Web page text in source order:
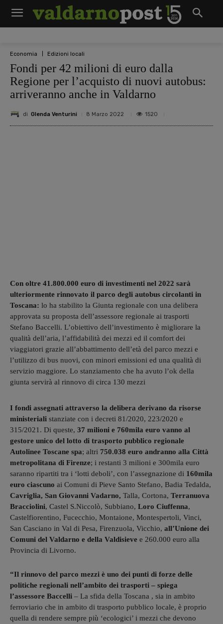
Economia Edizioni locali
Fondi per 42 milioni di euro dalla
Regione per l’acquisto di nuovi autobus:
arriveranno anche in Valdarno
di Glenda Venturini 8 Marzo 2022 1520
Con oltre 41.800.000 euro di investimenti nel 2022 sarà
ulteriormente rinnovato il parco degli autobus circolanti in
Toscana: lo ha stabilito la Giunta regionale con una delibera
approvata su proposta dell’assessore regionale ai trasporti
Stefano Baccelli. L’obiettivo dell’investimento è migliorare la
qualità dell’aria, l’affidabilità dei mezzi ed il comfort dei
viaggiatori grazie all’abbattimento dell’età del parco mezzi e
l’utilizzo di bus nuovi, con minori emissioni ed una qualità di
servizio maggiore. Lo stanziamento che ha avuto l’ok della
giunta servirà al rinnovo di circa 130 mezzi
I fondi assegnati attraverso la delibera derivano da risorse
ministeriali stanziate con i decreti 81/2020, 223/2020 e
315/2021. Di queste, 37 milioni e 760mila euro vanno al
gestore unico del lotto di trasporto pubblico regionale
Autolinee Toscane spa; altri 750.038 euro andranno alla Città
metropolitana di Firenze; i restanti 3 milioni e 300mila euro
saranno ripartiti tra i ‘lotti deboli’, con l’assegnazione di 160mila
euro ciascuno ai Comuni di Pieve Santo Stefano, Badia Tedalda,
Cavriglia, San Giovanni Vadarno, Talla, Cortona, Terranuova
Bracciolini, Castel S.Niccolò, Subbiano, Loro Ciuffenna,
Castelfiorentino, Fucecchio, Montaione, Montespertoli, Vinci,
San Casciano in Val di Pesa, Firenzuola, Vicchio, all’Unione dei
Comuni del Valdarno e della Valdisieve e 260.000 euro alla
Provincia di Livorno.
“Il rinnovo del parco mezzi è uno dei punti di forze delle
politiche regionali nell’ambito dei trasporti – spiega
l’assessore Baccelli – La sfida della Toscana , sia in ambito
ferroviario che in ambito di trasporto pubblico locale, è proprio
quella di rendere sempre più ‘ecologici’ i mezzi che devono